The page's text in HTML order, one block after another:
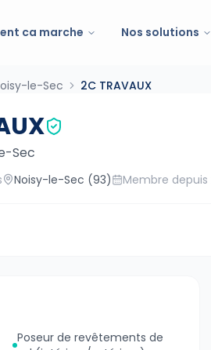
ca marche Nos solutions
le-Sec 2C TRAVAUX
Sec
Noisy-le-Sec (93) Membre depuis
Poseur de revêtements de